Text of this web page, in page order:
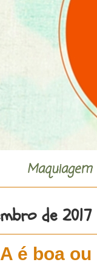
Maquiagem
de 2017
é boa